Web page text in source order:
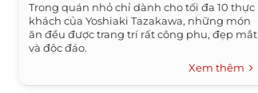
Trong quán nhỏ chỉ dành cho tối đa 10 thực
khách của Yoshiaki Tazakawa, những món
ăn đều được trang trí rất công phu, đẹp mắt
và độc đáo.
Xem thêm